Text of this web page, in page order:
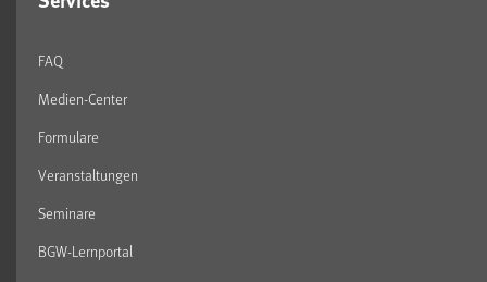
FAQ
Medien-Center
Formulare
Veranstaltungen
Seminare
BGW-Lernportal